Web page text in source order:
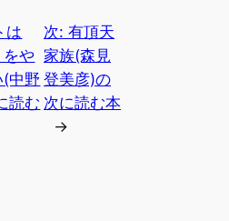
は
をや
中野
読む
次:有頂天
家族(森見
登美彦)の
次に読む本
→